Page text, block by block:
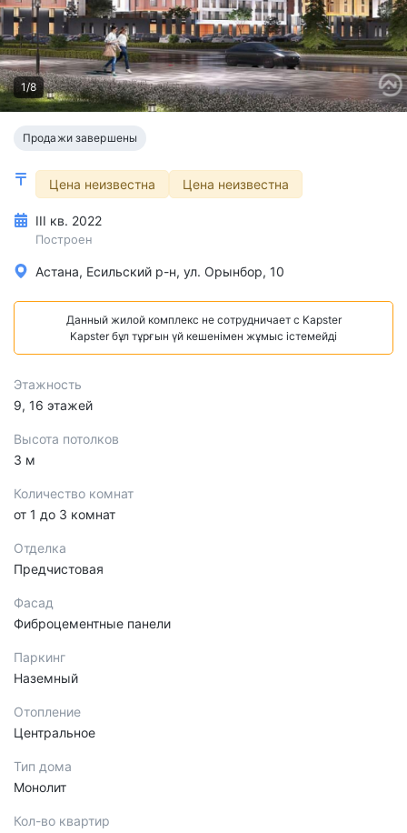
1/8
Продажи завершены
Цена неизвестна Цена неизвестна
III кв. 2022
Построен
Астана, Есильский р-н, ул. Орынбор, 10
Данный жилой комплекс не сотрудничает с Kapster
Kapster бұл тұрғын үй кешенімен жұмыс істемейді
Этажность
9, 16 этажей
Высота потолков
3 м
Количество комнат
от 1 до 3 комнат
Отделка
Предчистовая
Фасад
Фиброцементные панели
Паркинг
Наземный
Отопление
Центральное
Тип дома
Монолит
Кол-во квартир